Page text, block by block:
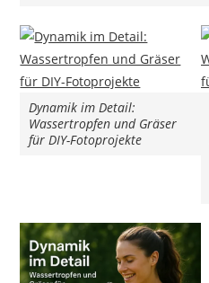
Dynamik im Detail:
Wassertropfen und Gräser
für DIY-Fotoprojekte